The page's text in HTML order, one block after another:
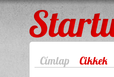
StartupCafe
Címlap Cikkek